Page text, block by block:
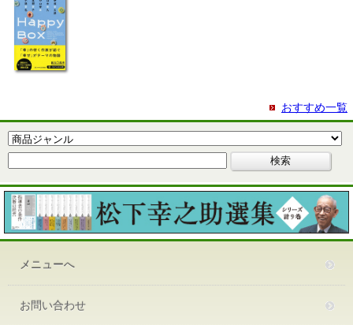
おすすめ一覧
メニューへ
お問い合わせ